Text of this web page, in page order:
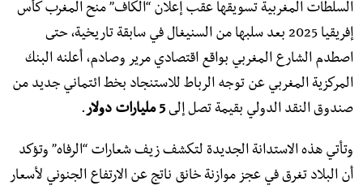
السلطات المغربية تسويقها عقب إعلان “الكاف” منح المغرب كأس
إفريقيا 2025 بعد سلبها من السنيغال في سابقة تاريخية، حتى
اصطدم الشارع المغربي بواقع اقتصادي مرير وصادم، أعلنه البنك
المركزية المغربي عن توجه الرباط للاستنجاد بخط ائتماني جديد من
صندوق النقد الدولي بقيمة تصل إلى5 مليارات دولار .
وتأتي هذه الاستدانة الجديدة لتكشف زيف شعارات “الرفاه” وتؤكد
أن البلاد تغرق في عجز موازنة خانق ناتج عن الارتفاع الجنوني لأسعار